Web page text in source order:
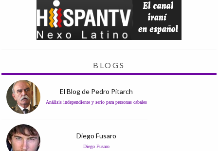
BLOGS
El Blog de Pedro Pitarch
Análisis independiente y serio para personas cabales
Diego Fusaro
Diego Fusaro